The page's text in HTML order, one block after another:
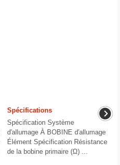
Spécifications
Spécification Système
d′allumage À BOBINE d′allumage
Élément Spécification Résistance
de la bobine primaire (Ω) ...